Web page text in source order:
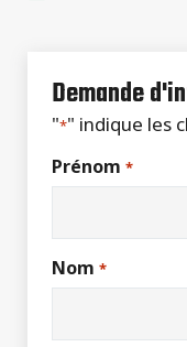
Demande
"*" indique les
Prénom *
Nom *